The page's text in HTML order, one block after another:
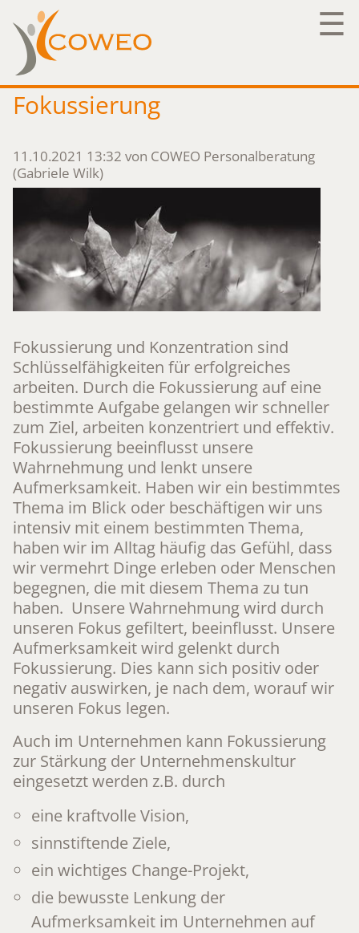
☰
Fokussierung
11.10.2021 13:32 von COWEO Personalberatung
(Gabriele Wilk)
Fokussierung und Konzentration sind
Schlüsselfähigkeiten für erfolgreiches
arbeiten. Durch die Fokussierung auf eine
bestimmte Aufgabe gelangen wir schneller
zum Ziel, arbeiten konzentriert und effektiv.
Fokussierung beeinflusst unsere
Wahrnehmung und lenkt unsere
Aufmerksamkeit. Haben wir ein bestimmtes
Thema im Blick oder beschäftigen wir uns
intensiv mit einem bestimmten Thema,
haben wir im Alltag häufig das Gefühl, dass
wir vermehrt Dinge erleben oder Menschen
begegnen, die mit diesem Thema zu tun
haben. Unsere Wahrnehmung wird durch
unseren Fokus gefiltert, beeinflusst. Unsere
Aufmerksamkeit wird gelenkt durch
Fokussierung. Dies kann sich positiv oder
negativ auswirken, je nach dem, worauf wir
unseren Fokus legen.
Auch im Unternehmen kann Fokussierung
zur Stärkung der Unternehmenskultur
eingesetzt werden z.B. durch
eine kraftvolle Vision,
sinnstiftende Ziele,
ein wichtiges Change-Projekt,
die bewusste Lenkung der
Aufmerksamkeit im Unternehmen auf